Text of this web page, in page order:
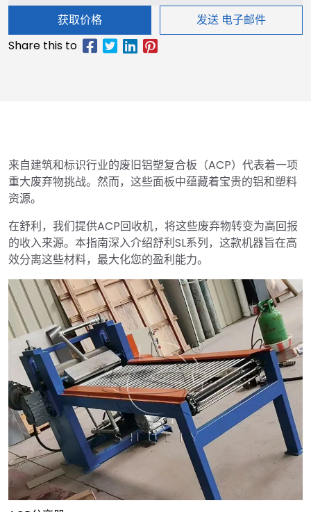
获取价格 发送 电子邮件
来自建筑和标识行业的废旧铝塑复合板（ACP）代表着一项
重大废弃物挑战。然而，这些面板中蕴藏着宝贵的铝和塑料
资源。
在舒利，我们提供ACP回收机，将这些废弃物转变为高回报
的收入来源。本指南深入介绍舒利SL系列，这款机器旨在高
效分离这些材料，最大化您的盈利能力。